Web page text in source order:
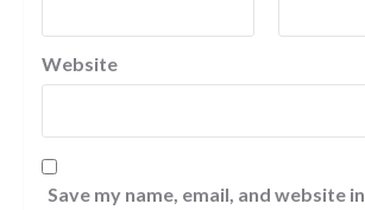
Website
Save my name, email, and website